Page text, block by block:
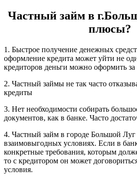
Частный займ в
плюсы?
1. Быстрое получение денежных
оформление кредита может уйти не
кредиторов деньги можно оформить за
2. Частный займы не так часто
кредиты
3. Нет необходимости собирать
документов, как в банке. Часто
4. Частный займ в городе Большой Луг
взаимовыгодных условиях. Если в
конкретные требования, которым
то с кредитором он может
условия.